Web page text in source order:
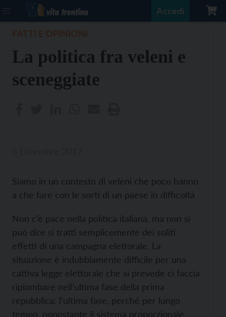
Accedi
La politica fra veleni e
sceneggiate
Siamo in un contesto di veleni che poco hanno
a che fare con le sorti di un paese in difficoltà
Non c’è pace nella politica italiana, ma non si
può dire si tratti semplicemente dei soliti
effetti di una campagna elettorale. La
situazione è indubbiamente difficile per una
cattiva legge elettorale che si prevede ci faccia
ripiombare nell’ultima fase della prima
repubblica: l’ultima fase, perché per lungo
tempo, nonostante il sistema proporzionale,